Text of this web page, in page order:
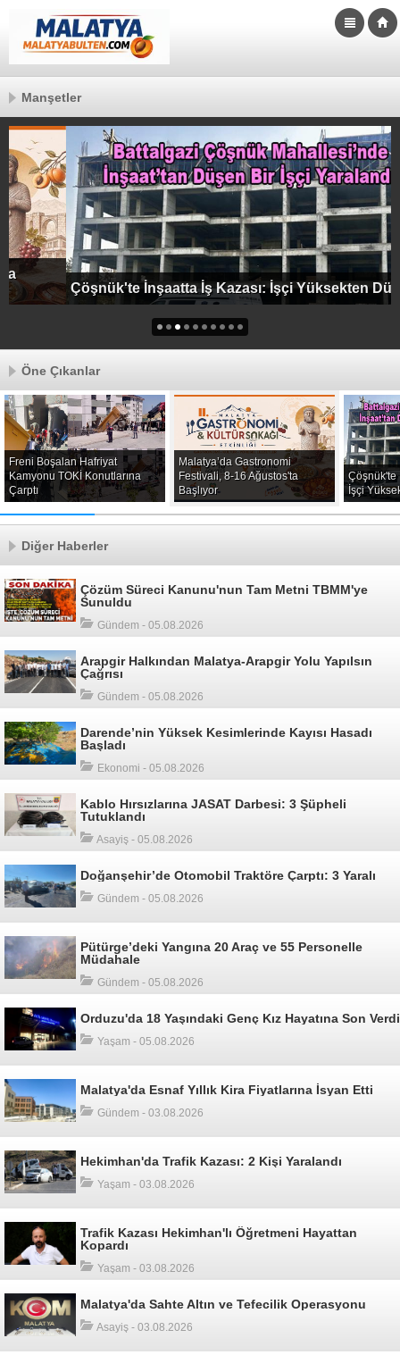
Manşetler
Çöşnük'te İnşaatta İş Kazası: İşçi Yüksekten Düştü
Öne Çıkanlar
Freni Boşalan Hafriyat
Kamyonu TOKİ Konutlarına
Çarptı
Malatya’da Gastronomi
Festivali, 8-16 Ağustos'ta
Başlıyor
Çöşnük'te
İşçi
Diğer Haberler
Çözüm Süreci Kanunu'nun Tam Metni TBMM'ye
Sunuldu
Gündem - 05.08.2026
Arapgir Halkından Malatya-Arapgir Yolu Yapılsın
Çağrısı
Gündem - 05.08.2026
Darende’nin Yüksek Kesimlerinde Kayısı Hasadı
Başladı
Ekonomi - 05.08.2026
Kablo Hırsızlarına JASAT Darbesi: 3 Şüpheli
Tutuklandı
Asayiş - 05.08.2026
Doğanşehir’de Otomobil Traktöre Çarptı: 3 Yaralı
Gündem - 05.08.2026
Pütürge’deki Yangına 20 Araç ve 55 Personelle
Müdahale
Gündem - 05.08.2026
Orduzu'da 18 Yaşındaki Genç Kız Hayatına Son Verdi
Yaşam - 05.08.2026
Malatya'da Esnaf Yıllık Kira Fiyatlarına İsyan Etti
Gündem - 03.08.2026
Hekimhan'da Trafik Kazası: 2 Kişi Yaralandı
Yaşam - 03.08.2026
Trafik Kazası Hekimhan'lı Öğretmeni Hayattan
Kopardı
Yaşam - 03.08.2026
Malatya'da Sahte Altın ve Tefecilik Operasyonu
Asayiş - 03.08.2026